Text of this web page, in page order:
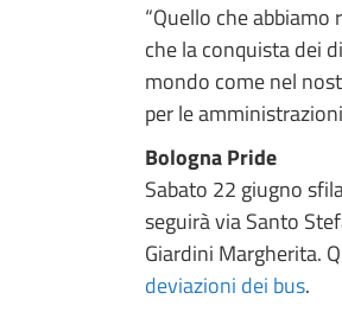
“Quello che
che la conquista dei
mondo come nel
per le
Bologna Pride
Sabato 22 giugno
seguirà via Santo
Giardini Margherita.
deviazioni dei bus.